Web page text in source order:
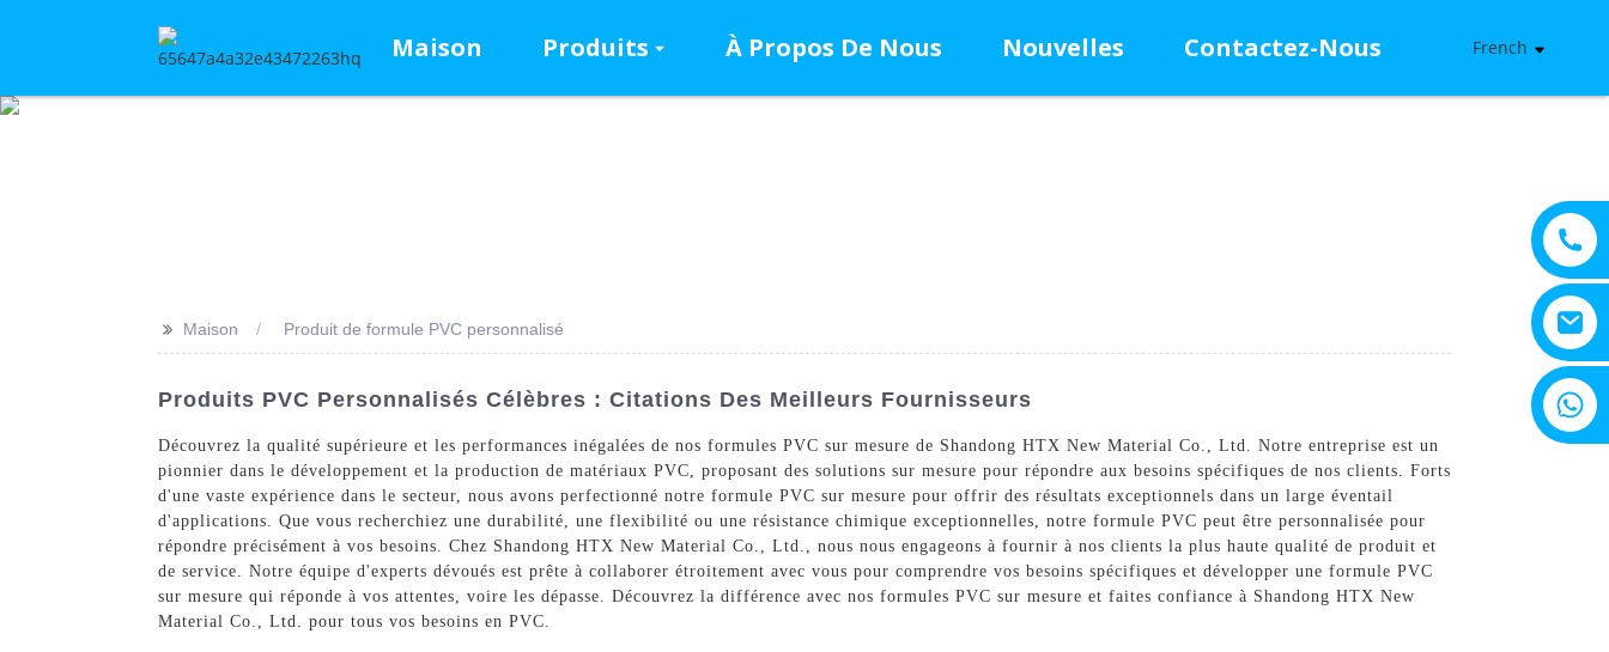
Maison Produits À Propos De Nous Nouvelles Contactez-Nous French
>> Maison Produit de formule PVC personnalisé
Produits PVC Personnalisés Célèbres : Citations Des Meilleurs Fournisseurs
Découvrez la qualité supérieure et les performances inégalées de nos formules PVC sur mesure de Shandong HTX New Material Co., Ltd. Notre entreprise est un
pionnier dans le développement et la production de matériaux PVC, proposant des solutions sur mesure pour répondre aux besoins spécifiques de nos clients. Forts
d'une vaste expérience dans le secteur, nous avons perfectionné notre formule PVC sur mesure pour offrir des résultats exceptionnels dans un large éventail
d'applications. Que vous recherchiez une durabilité, une flexibilité ou une résistance chimique exceptionnelles, notre formule PVC peut être personnalisée pour
répondre précisément à vos besoins. Chez Shandong HTX New Material Co., Ltd., nous nous engageons à fournir à nos clients la plus haute qualité de produit et
de service. Notre équipe d'experts dévoués est prête à collaborer étroitement avec vous pour comprendre vos besoins spécifiques et développer une formule PVC
sur mesure qui réponde à vos attentes, voire les dépasse. Découvrez la différence avec nos formules PVC sur mesure et faites confiance à Shandong HTX New
Material Co., Ltd. pour tous vos besoins en PVC.